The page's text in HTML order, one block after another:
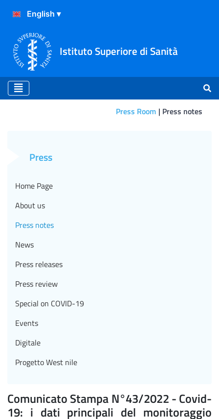
Istituto Superiore di Sanità
Press Room Press notes
Comunicato Stampa N°43/2022 - Covid-
19: i dati principali del monitoraggio
Press
Home Page
About us
Press notes
News
Press releases
Press review
Special on COVID-19
Events
Digitale
Progetto West nile